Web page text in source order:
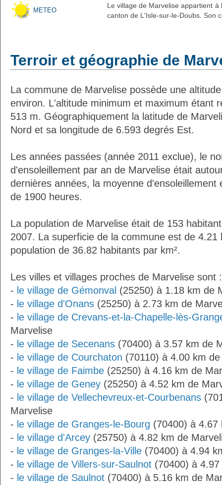
METEO
Le village de Marvelise appartient
canton de L'Isle-sur-le-Doubs. Son
Terroir et géographie de
La commune de Marvelise possède une
environ. L'altitude minimum et maximum étant
513 m. Géographiquement la latitude de
Nord et sa longitude de 6.593 degrés Est.
Les années passées (année 2011 exclue), le
d'ensoleillement par an de Marvelise était
dernières années, la moyenne d'ensoleillement
de 1900 heures.
La population de Marvelise était de 153
2007. La superficie de la commune est de 4.21
population de 36.82 habitants par km².
Les villes et villages proches de Marvelise sont :
- le village de Gémonval (25250) à 1.18 km de
- le village d'Onans (25250) à 2.73 km de
- le village de Crevans-et-la-Chapelle-lès-
Marvelise
- le village de Secenans (70400) à 3.57 km de
- le village de Courchaton (70110) à 4.00 km
- le village de Faimbe (25250) à 4.16 km de
- le village de Geney (25250) à 4.52 km de
- le village de Vellechevreux-et-Courbenans
Marvelise
- le village de Granges-le-Bourg (70400) à 4.67
- le village d'Arcey (25750) à 4.82 km de
- le village de Granges-la-Ville (70400) à 4.94
- le village de Villers-sur-Saulnot (70400) à
- le village de Saulnot (70400) à 5.16 km de